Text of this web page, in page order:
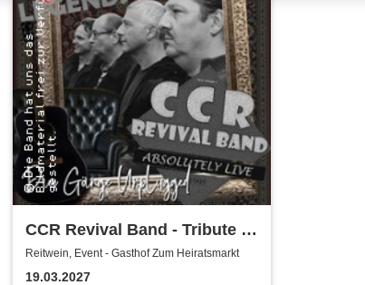
CCR Revival Band - Tribute to
Creedence Clearwater Revival
Reitwein, Event - Gasthof Zum Heiratsmarkt
19.03.2027